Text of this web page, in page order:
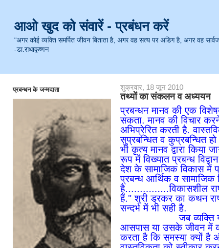
आओ खुद को संवारें - प्रबंधन करें
"अगर कोई व्यक्ति समर्पित जीवन बिताता है, अगर वह सत्य पर अडिग है, अगर वह
-डा.राधाकृष्णन
प्रबन्धन के जन्मदाता शुक्रवार, 18 जून 2010
तथ्यों का संकलन व अध्ययन
प्रबन्धन मानव की एक
सकता. मानव की विचार
अभिप्रेरित करती है.
सुप्रबन्धित व कुप्रबन्धित
भी कृत्य मानव द्वारा किया
रूप में विख्यात प्रबन्ध
देश के सामाजिक विकास में
प्रबन्ध आर्थिक व सामाजिक
है...............विकासशील
हैं." श्री ड्रकर का कथन
सन्दर्भ में भी सही है.
जब व्यक्ति यह
आसपास या उसके जीवन में
करता है कि समस्या क्यों है